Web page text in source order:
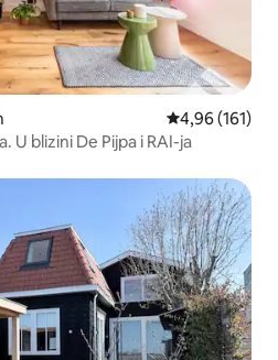
Prosječna
4,96 (161)
U blizini De Pijpa i RAI-ja
s oznakom „Odabrali gosti”